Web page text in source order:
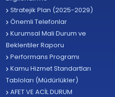
Stratejik Plan (2025-2029)
Önemli Telefonlar
Kurumsal Mali Durum ve
Beklentiler Raporu
Performans Programı
Kamu Hizmet Standartları
Tabloları (Müdürlükler)
AFET VE ACİL DURUM